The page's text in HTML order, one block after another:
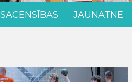
SACENSĪBAS JAUNATNE